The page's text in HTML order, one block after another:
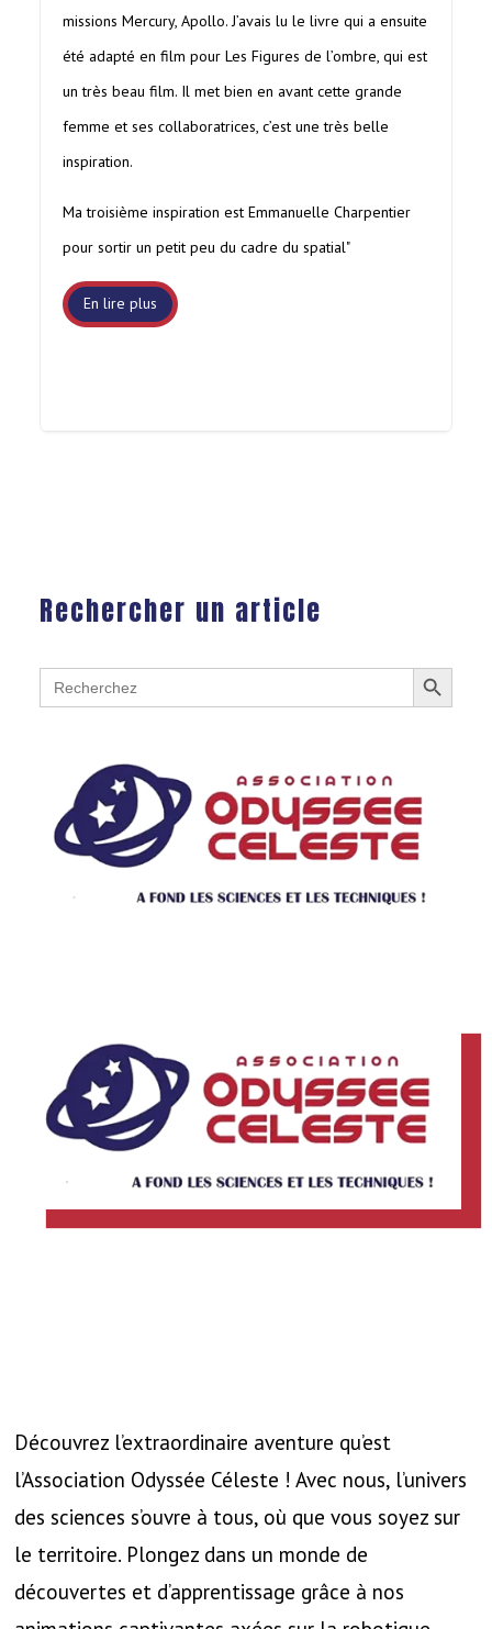
missions Mercury, Apollo. J’avais lu le livre qui a ensuite
été adapté en film pour Les Figures de l’ombre, qui est
un très beau film. Il met bien en avant cette grande
femme et ses collaboratrices, c’est une très belle
inspiration.
Ma troisième inspiration est Emmanuelle Charpentier
pour sortir un petit peu du cadre du spatial"
En lire plus
Rechercher un article
Search
for:
Search Button
Découvrez l’extraordinaire aventure qu’est
l’Association Odyssée Céleste ! Avec nous, l’univers
des sciences s’ouvre à tous, où que vous soyez sur
le territoire. Plongez dans un monde de
découvertes et d’apprentissage grâce à nos